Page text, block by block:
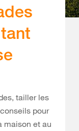
tailler les
pour
maison et au